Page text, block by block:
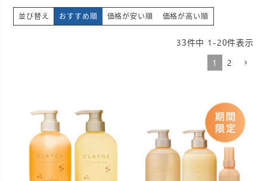
並び替え おすすめ順 価格が安い順 価格が高い順
33件中 1 -20件表示
1
2